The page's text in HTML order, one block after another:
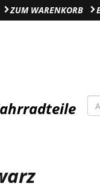
ZUM WARENKORB